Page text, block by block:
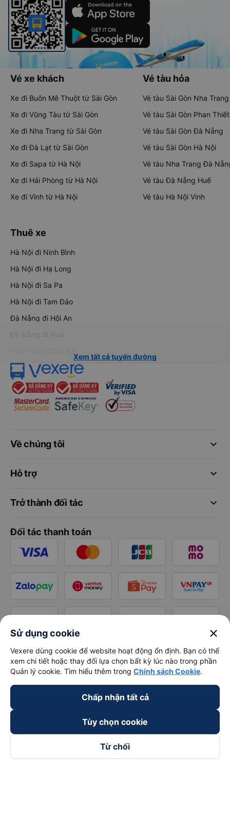
Vé xe khách
Xe đi Buôn Mê Thuột từ Sài Gòn
Xe đi Vũng Tàu từ Sài Gòn
Xe đi Nha Trang từ Sài Gòn
Xe đi Đà Lạt từ Sài Gòn
Xe đi Sapa từ Hà Nội
Xe đi Hải Phòng từ Hà Nội
Xe đi Vinh từ Hà Nội
Vé tàu hỏa
Vé tàu Sài Gòn Nha Trang
Vé tàu Sài Gòn Phan Thiết
Vé tàu Sài Gòn Đà Nẵng
Vé tàu Sài Gòn Hà Nội
Vé tàu Nha Trang Đà
Vé tàu Đà Nẵng Huế
Vé tàu Hà Nội Vinh
Thuê xe
Hà Nội đi Ninh Bình
Hà Nội đi Hạ Long
Hà Nội đi Sa Pa
Hà Nội đi Tam Đảo
Đà Nẵng đi Hội An
Đà Nẵng đi Huế
Xem tất cả tuyến đường
keyboard_arrow_down
Về chúng tôi
keyboard_arrow_down
Hỗ trợ
keyboard_arrow_down
Trở thành đối tác
Đối tác thanh toán
Sử dụng cookie close
Vexere dùng cookie để website hoạt động ổn định. Bạn có thể
xem chi tiết hoặc thay đổi lựa chọn bất kỳ lúc nào trong phần
Quản lý cookie. Tìm hiểu thêm trong Chính sách Cookie.
Chấp nhận tất cả
Tùy chọn cookie
Từ chối